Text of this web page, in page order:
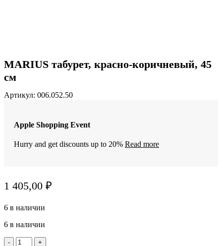
MARIUS табурет, красно-коричневый, 45
см
Артикул: 006.052.50
Apple Shopping Event
Hurry and get discounts up to 20% Read more
1 405,00 ₽
6 в наличии
6 в наличии
Количество